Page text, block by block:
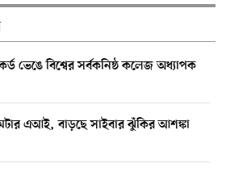
ভেঙে বিশ্বের সর্বকনিষ্ঠ কলেজ অধ্যাপক
এআই, বাড়ছে সাইবার ঝুঁকির আশঙ্কা